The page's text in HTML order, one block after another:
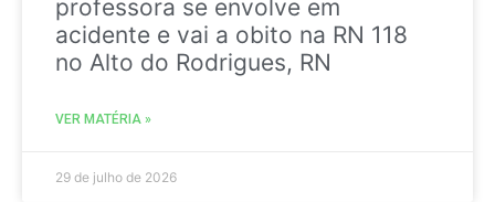
professora se envolve em
acidente e vai a obito na RN 118
no Alto do Rodrigues, RN
VER MATÉRIA »
29 de julho de 2026